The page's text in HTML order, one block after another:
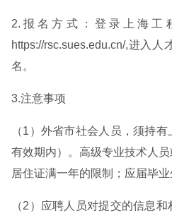
2.报名方式：登录上海工
https://rsc.sues.edu.cn/,进入
名。
3.注意事项
（1）外省市社会人员，须持
有效期内）。高级专业技术人
居住证满一年的限制；应届毕业
（2）应聘人员对提交的信息